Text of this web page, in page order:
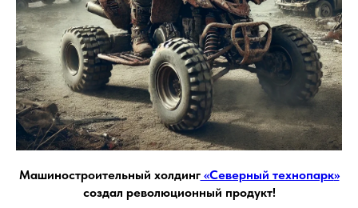
Машиностроительный холдинг«Северный технопарк»
создал революционный продукт!